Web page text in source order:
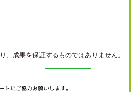
、成果を保証するものではありません。